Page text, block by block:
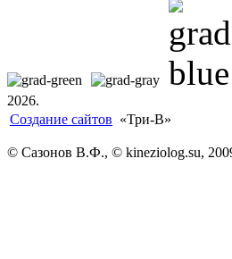
2026.
Создание сайтов «Три-В»
© Сазонов В.Ф., © kineziolog.su,